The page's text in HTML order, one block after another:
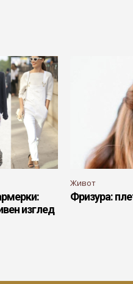
изглед
Живот
Фризура: